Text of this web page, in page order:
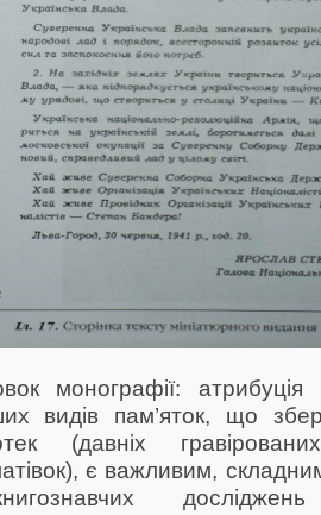
монографії: атрибуція
видів пам’яток, що
(давніх
є важливим,
досліджень